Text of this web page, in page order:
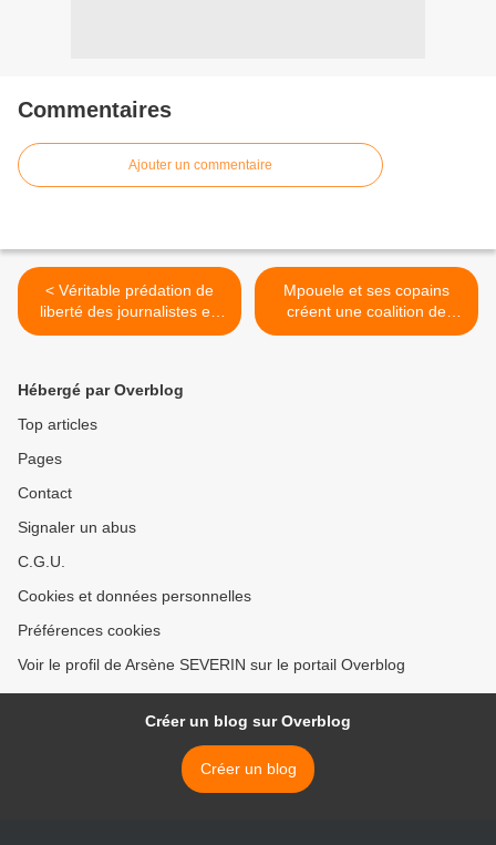
Commentaires
Ajouter un commentaire
< Véritable prédation de
liberté des journalistes en
Turquie
Mpouele et ses copains
créent une coalition de
l'opposition à Brazzaville >
Hébergé par Overblog
Top articles
Pages
Contact
Signaler un abus
C.G.U.
Cookies et données personnelles
Préférences cookies
Voir le profil de Arsène SEVERIN sur le portail Overblog
Créer un blog sur Overblog
Créer un blog